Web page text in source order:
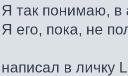
Я так понимаю,
Я его, пока, не
написал в личку